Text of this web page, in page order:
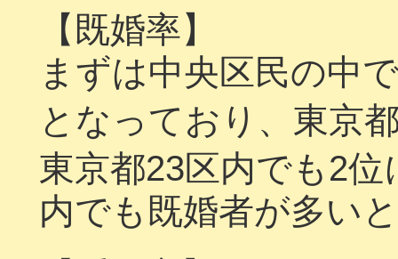
【既婚率】
まずは中央区民の中
となっており、東京
東京都23区内でも2
内でも既婚者が多い